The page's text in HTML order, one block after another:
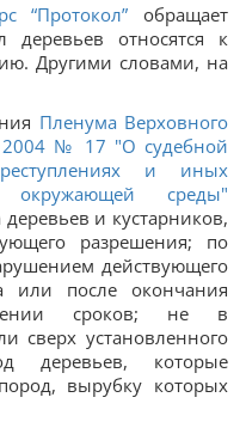
“Протокол” обращает
деревьев относятся к
Другими словами, на
Пленума Верховного
2004 № 17 "О судебной
и иных
окружающей среды"
и кустарников,
разрешения; по
действующего
или после окончания
сроков; не в
сверх установленного
деревьев, которые
вырубку которых